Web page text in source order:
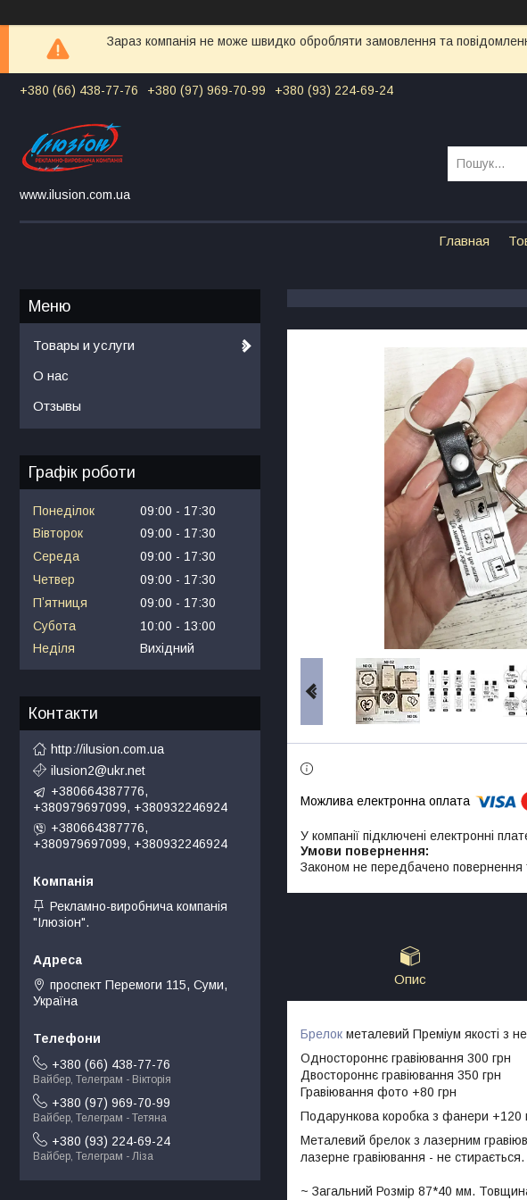
Зараз компанія не може швидко обробляти замовлення та
+380 (66) 438-77-76 +380 (97) 969-70-99 +380 (93) 224-69-24
www.ilusion.com.ua
Главная
У компанії підключені електронні
Законом не передбачено повернення
Опис
Брелок металевий Преміум якості з
Одностороннє гравіювання 300 грн
Двостороннє гравіювання 350 грн
Гравіювання фото +80 грн
Подарункова коробка з фанери +120
Металевий брелок з лазерним
лазерне гравіювання - не стирається.
~ Загальний Розмір 87*40 мм.
Товары и услуги
О нас
Отзывы
Графік роботи
Понеділок 09:00
17:30
Вівторок
09:00
17:30
Середа
09:00
17:30
Четвер
09:00
17:30
Пʼятниця
09:00
17:30
Субота
10:00
13:00
Неділя
Вихідний
Контакти
http://ilusion.com.ua
ilusion2@ukr.net
+380664387776,
+380979697099, +380932246924
+380664387776,
+380979697099, +380932246924
Рекламно-виробнича компанія
"Ілюзіон".
проспект Перемоги 115, Суми,
Україна
+380 (66) 438-77-76
Вайбер, Телеграм - Вікторія
+380 (97) 969-70-99
Вайбер, Телеграм - Тетяна
+380 (93) 224-69-24
Вайбер, Телеграм - Ліза